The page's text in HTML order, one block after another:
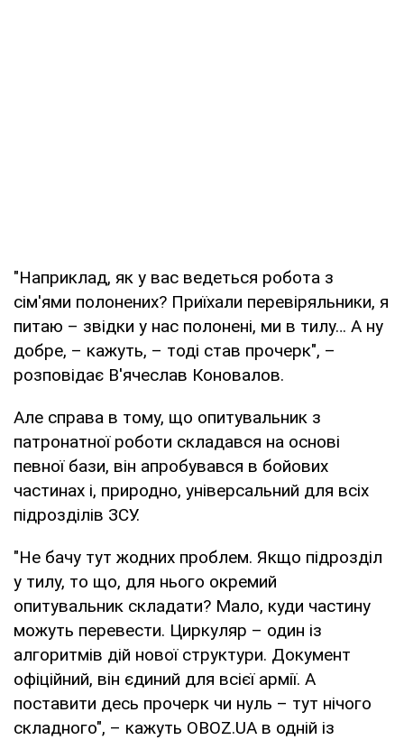
"Наприклад, як у вас ведеться робота з
сім'ями полонених? Приїхали перевіряльники, я
питаю – звідки у нас полонені, ми в тилу… А ну
добре, – кажуть, – тоді став прочерк", –
розповідає В'ячеслав Коновалов.
Але справа в тому, що опитувальник з
патронатної роботи складався на основі
певної бази, він апробувався в бойових
частинах і, природно, універсальний для всіх
підрозділів ЗСУ.
"Не бачу тут жодних проблем. Якщо підрозділ
у тилу, то що, для нього окремий
опитувальник складати? Мало, куди частину
можуть перевести. Циркуляр – один із
алгоритмів дій нової структури. Документ
офіційний, він єдиний для всієї армії. А
поставити десь прочерк чи нуль – тут нічого
складного", – кажуть OBOZ.UA в одній із